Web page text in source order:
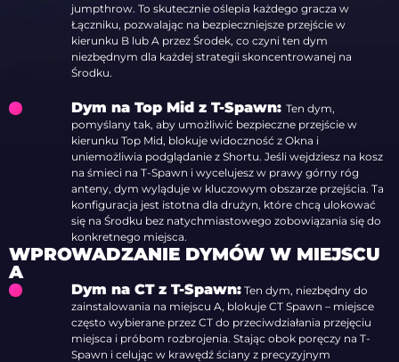
jumpthrow. To skutecznie oślepia każdego gracza w
Łączniku, pozwalając na bezpieczniejsze przejście w
kierunku B lub A przez Środek, co czyni ten dym
niezbędnym dla każdej strategii skoncentrowanej na
Środku.
Dym na Top Mid z T-Spawn: Ten dym,
pomyślany tak, aby umożliwić bezpieczne przejście w
kierunku Top Mid, blokuje widoczność z Okna i
uniemożliwia podglądanie z Shortu. Jeśli wejdziesz na kosz
na śmieci na T-Spawn i wycelujesz w prawy górny róg
anteny, dym wyląduje w kluczowym obszarze przejścia. Ta
konfiguracja jest istotna dla drużyn, które chcą ulokować
się na Środku bez natychmiastowego zobowiązania się do
konkretnego miejsca.
WPROWADZANIE DYMÓW W MIEJSCU
A
Dym na CT z T-Spawn: Ten dym, niezbędny do
zainstalowania na miejscu A, blokuje CT Spawn – miejsce
często wybierane przez CT do przeciwdziałania przejęciu
miejsca i próbom rozbrojenia. Stając obok poręczy na T-
Spawn i celując w krawędź ściany z precyzyjnym